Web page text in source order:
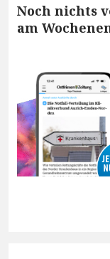
Noch nichts
am